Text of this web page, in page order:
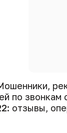
по звонкам
: отзывы,